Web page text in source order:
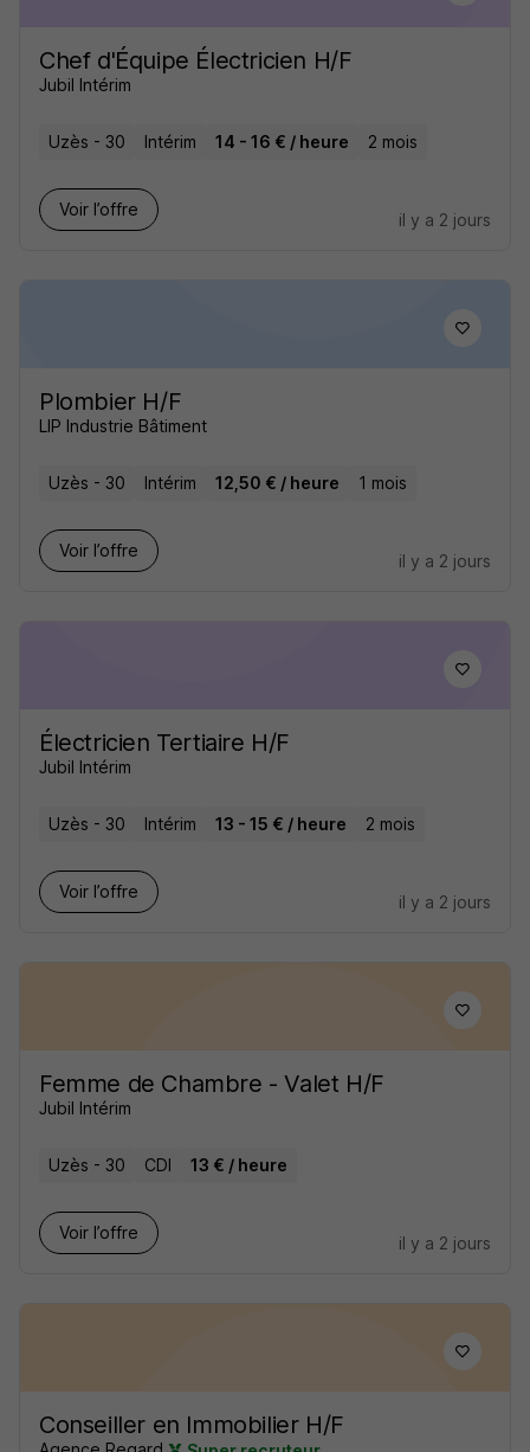
Chef d'Équipe Électricien H/F
Jubil Intérim
Uzès - 30 Intérim 14 - 16 € / heure 2 mois
Voir l’offre
il y a 2 jours
Plombier H/F
LIP Industrie Bâtiment
Uzès - 30 Intérim 12,50 € / heure 1 mois
Voir l’offre
il y a 2 jours
Électricien Tertiaire H/F
Jubil Intérim
Uzès - 30 Intérim 13 - 15 € / heure 2 mois
Voir l’offre
il y a 2 jours
Femme de Chambre - Valet H/F
Jubil Intérim
Uzès - 30 CDI 13 € / heure
Voir l’offre
il y a 2 jours
Conseiller en Immobilier H/F